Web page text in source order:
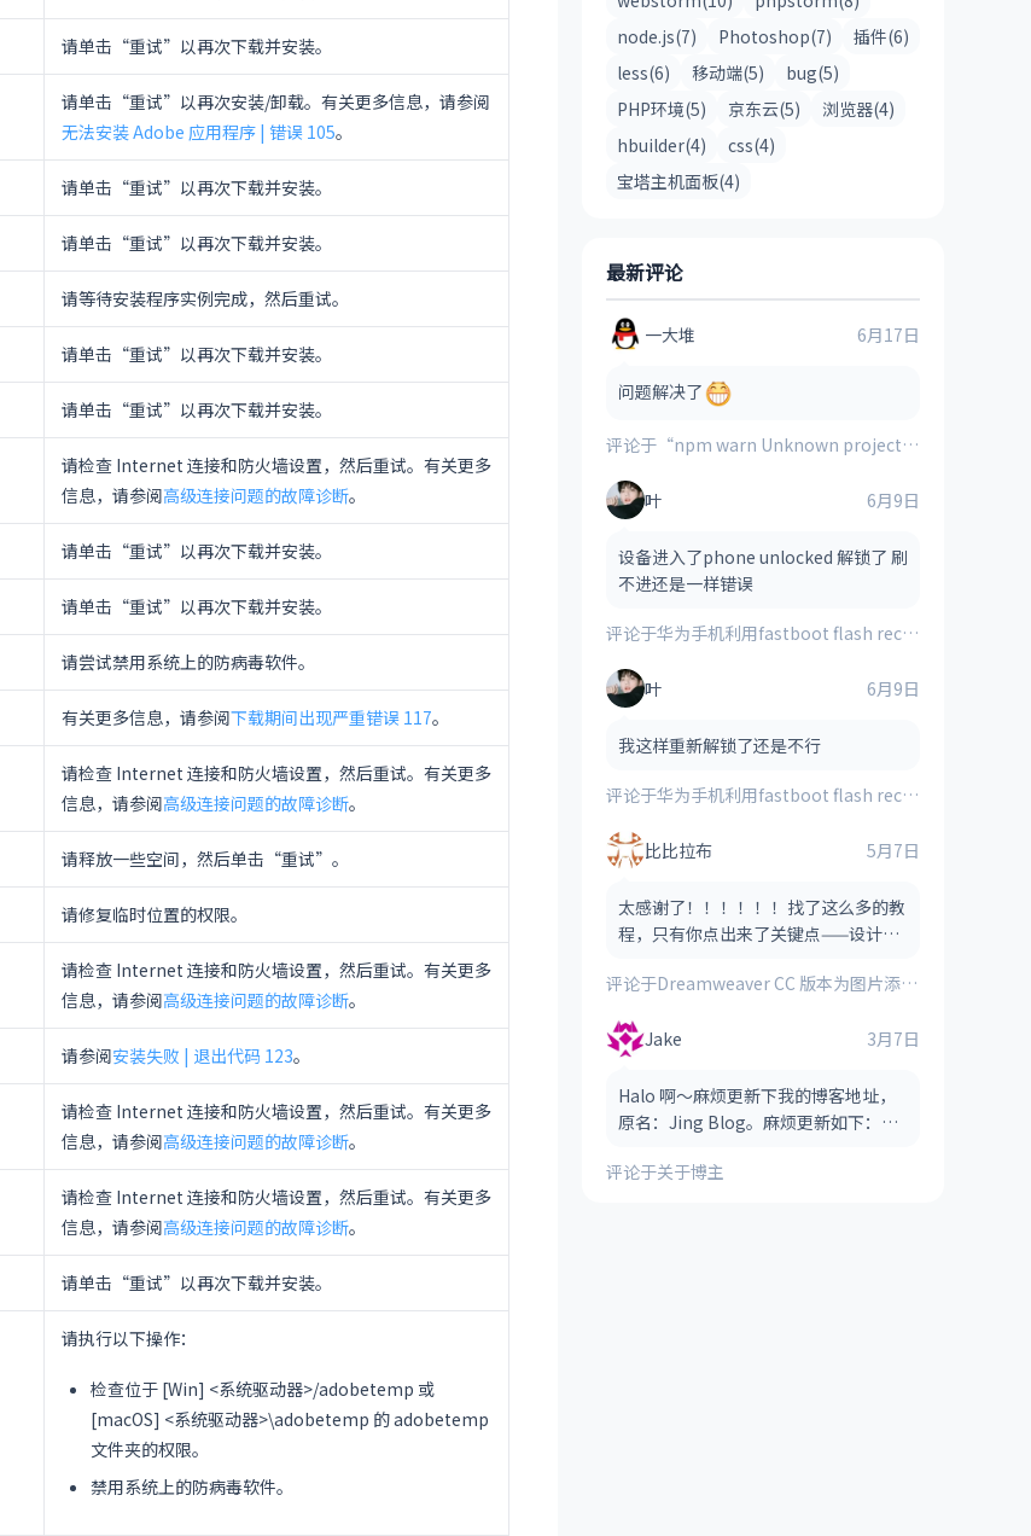
请单击“重试”以再次下载并安装。
请单击“重试”以再次安装/卸载。有关更多信息，请参阅
无法安装 Adobe 应用程序 | 错误 105。
请单击“重试”以再次下载并安装。
请单击“重试”以再次下载并安装。
请等待安装程序实例完成，然后重试。
请单击“重试”以再次下载并安装。
请单击“重试”以再次下载并安装。
请检查 Internet 连接和防火墙设置，然后重试。有关更多
信息，请参阅高级连接问题的故障诊断。
请单击“重试”以再次下载并安装。
请单击“重试”以再次下载并安装。
请尝试禁用系统上的防病毒软件。
有关更多信息，请参阅下载期间出现严重错误 117。
请检查 Internet 连接和防火墙设置，然后重试。有关更多
信息，请参阅高级连接问题的故障诊断。
请释放一些空间，然后单击“重试”。
请修复临时位置的权限。
请检查 Internet 连接和防火墙设置，然后重试。有关更多
信息，请参阅高级连接问题的故障诊断。
请参阅安装失败 | 退出代码 123。
请检查 Internet 连接和防火墙设置，然后重试。有关更多
信息，请参阅高级连接问题的故障诊断。
请检查 Internet 连接和防火墙设置，然后重试。有关更多
信息，请参阅高级连接问题的故障诊断。
请单击“重试”以再次下载并安装。
请执行以下操作：
检查位于 [Win] <系统驱动器>/adobetemp 或
[macOS] <系统驱动器>\adobetemp 的 adobetemp
文件夹的权限。
禁用系统上的防病毒软件。
node.js(7)
Photoshop(7)
插件(6)
less(6)
移动端(5)
bug(5)
PHP环境(5)
京东云(5)
浏览器(4)
hbuilder(4)
css(4)
宝塔主机面板(4)
最新评论
一大堆 6月17日
问题解决了
评论于 “npm warn Unknown project config “electron_mirror”. This will stop working in the next major version of npm”的解决方案
叶 6月9日
设备进入了phone unlocked 解锁了 刷
不进还是一样错误
评论于华为手机利用fastboot flash recovery_ramdisk **.img刷入的第三方recovery时提示“FAILED(remote:image verification error)”的解决方法
叶 6月9日
我这样重新解锁了还是不行
评论于华为手机利用fastboot flash recovery_ramdisk **.img刷入的第三方recovery时提示“FAILED(remote:image verification error)”的解决方法
比比拉布 5月7日
太感谢了！！！！！！找了这么多的教
程，只有你点出来了关键点——设计视
评论于Dreamweaver CC 版本为图片添加图像热点（图像地图）的方法
Jake 3月7日
Halo 啊～麻烦更新下我的博客地址，
原名：Jing Blog。麻烦更新如下：
留，看哪个风格适合） 网址：htt
评论于关于博主